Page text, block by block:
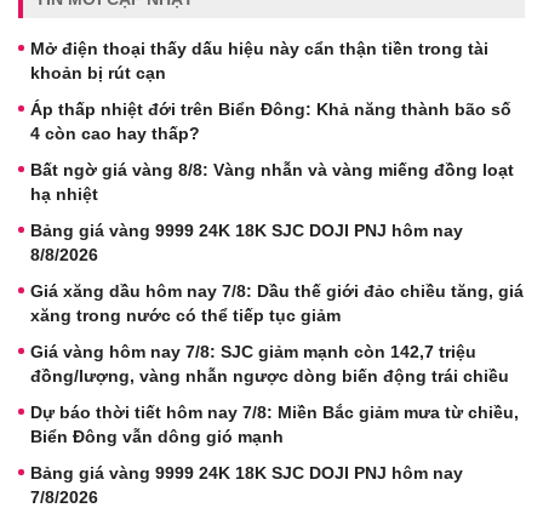
Mở điện thoại thấy dấu hiệu này cẩn thận tiền trong tài
khoản bị rút cạn
Áp thấp nhiệt đới trên Biển Đông: Khả năng thành bão số
4 còn cao hay thấp?
Bất ngờ giá vàng 8/8: Vàng nhẫn và vàng miếng đồng loạt
hạ nhiệt
Bảng giá vàng 9999 24K 18K SJC DOJI PNJ hôm nay
8/8/2026
Giá xăng dầu hôm nay 7/8: Dầu thế giới đảo chiều tăng, giá
xăng trong nước có thể tiếp tục giảm
Giá vàng hôm nay 7/8: SJC giảm mạnh còn 142,7 triệu
đồng/lượng, vàng nhẫn ngược dòng biến động trái chiều
Dự báo thời tiết hôm nay 7/8: Miền Bắc giảm mưa từ chiều,
Biển Đông vẫn dông gió mạnh
Bảng giá vàng 9999 24K 18K SJC DOJI PNJ hôm nay
7/8/2026